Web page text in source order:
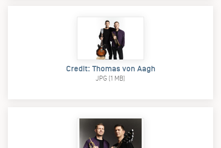
Credit: Thomas von Aagh
JPG (1 MB)